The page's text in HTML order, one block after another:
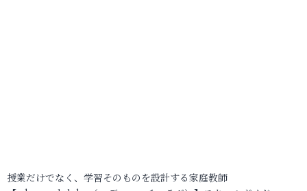
授業だけでなく、学習そのものを設計する家庭教師